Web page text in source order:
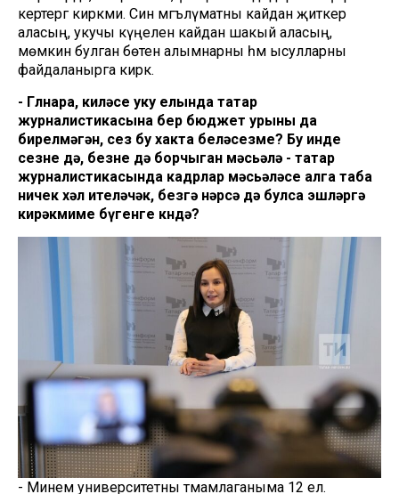
кертергә кирәкми. Син мәгълүматны кайдан җиткерә
аласың, укучы күңеленә кайдан шакый аласың,
мөмкин булган бөтен алымнарны һәм ысулларны
файдаланырга кирәк.
- Гөлнара, киләсе уку елында татар
журналистикасына бер бюджет урыны да
бирелмәгән, сез бу хакта беләсезме? Бу инде
сезне дә, безне дә борчыган мәсьәлә - татар
журналистикасында кадрлар мәсьәләсе алга таба
ничек хәл ителәчәк, безгә нәрсә дә булса эшләргә
кирәкмиме бүгенге көндә?
- Минем университетны тәмамлаганыма 12 ел.